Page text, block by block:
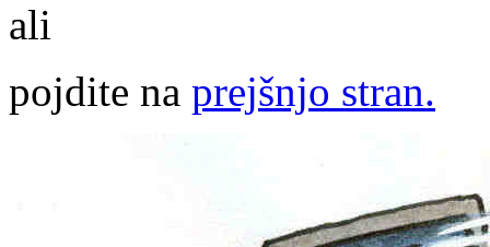
ali
pojdite na prejšnjo stran.